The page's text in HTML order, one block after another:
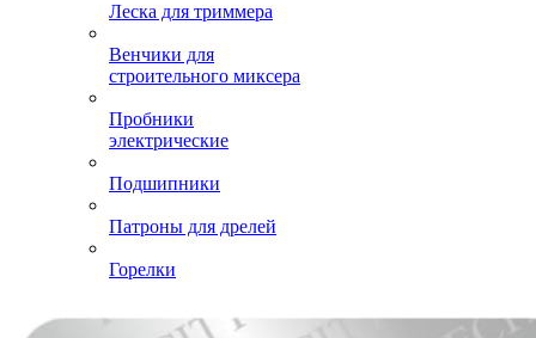
Леска для триммера
Венчики для
строительного миксера
Пробники
электрические
Подшипники
Патроны для дрелей
Горелки